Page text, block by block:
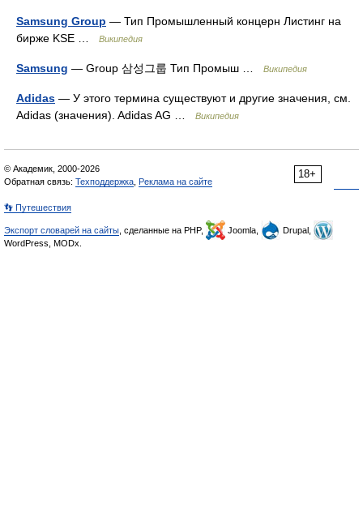
Samsung Group — Тип Промышленный концерн Листинг на
бирже KSE …
Википедия
Samsung — Group 삼성그룹 Тип Промыш … Википедия
Adidas — У этого термина существуют и другие значения, см.
Adidas (значения). Adidas AG …
Википедия
18+
© Академик, 2000-2026
Обратная связь: Техподдержка Реклама на сайте
👣 Путешествия
Экспорт словарей на сайты , сделанные на PHP, Joomla,
Drupal,
WordPress, MODx.